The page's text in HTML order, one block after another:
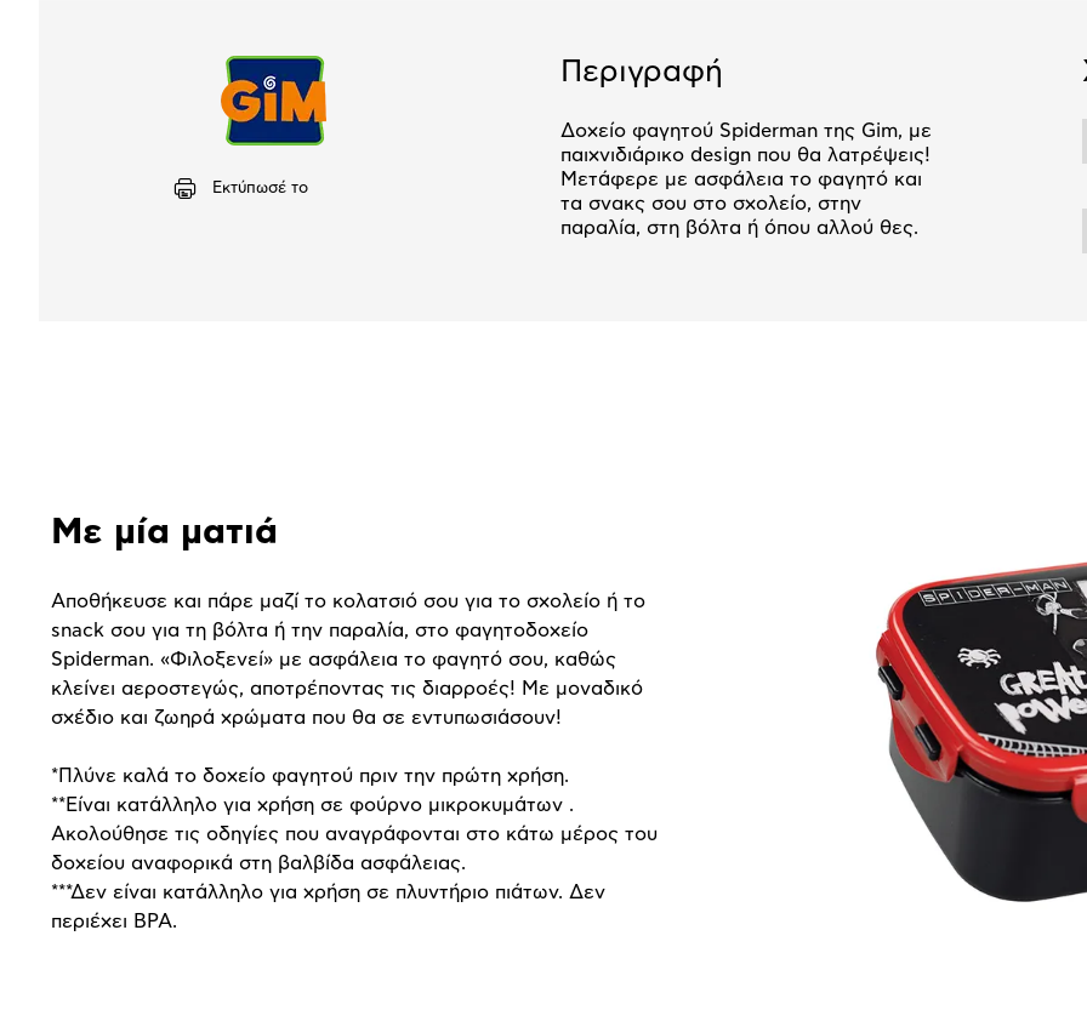
Εκτύπωσέ το
Περιγραφή
Δοχείο φαγητού Spiderman της Gim, με
παιχνιδιάρικο design που θα λατρέψεις!
Μετάφερε με ασφάλεια το φαγητό και
τα σνακς σου στο σχολείο, στην
παραλία, στη βόλτα ή όπου αλλού θες.
Με μία ματιά
Αποθήκευσε και πάρε μαζί το κολατσιό σου για το σχολείο ή το
snack σου για τη βόλτα ή την παραλία, στο φαγητοδοχείο
Spiderman. «Φιλοξενεί» με ασφάλεια το φαγητό σου, καθώς
κλείνει αεροστεγώς, αποτρέποντας τις διαρροές! Με μοναδικό
σχέδιο και ζωηρά χρώματα που θα σε εντυπωσιάσουν!
*Πλύνε καλά το δοχείο φαγητού πριν την πρώτη χρήση.
**Είναι κατάλληλο για χρήση σε φούρνο μικροκυμάτων .
Ακολούθησε τις οδηγίες που αναγράφονται στο κάτω μέρος του
δοχείου αναφορικά στη βαλβίδα ασφάλειας.
***Δεν είναι κατάλληλο για χρήση σε πλυντήριο πιάτων. Δεν
περιέχει BPA.